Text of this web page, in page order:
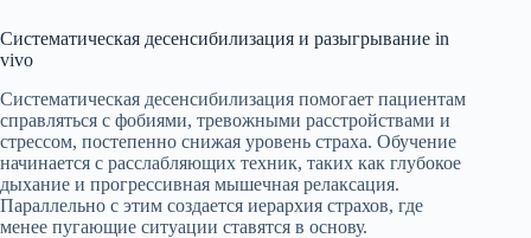
Систематическая десенсибилизация и разыгрывание in
vivo
Систематическая десенсибилизация помогает пациентам
справляться с фобиями, тревожными расстройствами и
стрессом, постепенно снижая уровень страха. Обучение
начинается с расслабляющих техник, таких как глубокое
дыхание и прогрессивная мышечная релаксация.
Параллельно с этим создается иерархия страхов, где
менее пугающие ситуации ставятся в основу.